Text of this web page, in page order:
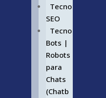
Tecno
SEO
Tecno
Bots |
Robots
para
Chats
(Chatb